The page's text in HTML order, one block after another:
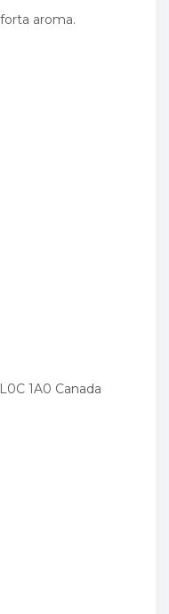
aroma.
1A0 Canada